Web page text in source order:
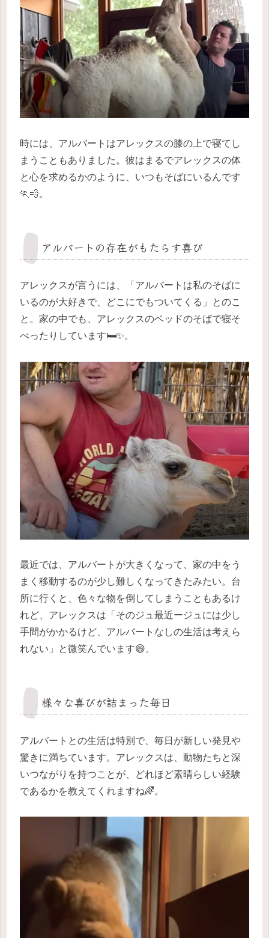
時には、アルバートはアレックスの膝の上で寝てし
まうこともありました。彼はまるでアレックスの体
と心を求めるかのように、いつもそばにいるんです
🏃💨。
アルバートの存在がもたらす喜び
アレックスが言うには、「アルバートは私のそばに
いるのが大好きで、どこにでもついてくる」とのこ
と。家の中でも、アレックスのベッドのそばで寝そ
べったりしています🛏️✨。
最近では、アルバートが大きくなって、家の中をう
まく移動するのが少し難しくなってきたみたい。台
所に行くと、色々な物を倒してしまうこともあるけ
れど、アレックスは「そのジュ最近ージュには少し
手間がかかるけど、アルバートなしの生活は考えら
れない」と微笑んでいます😄。
様々な喜びが詰まった毎日
アルバートとの生活は特別で、毎日が新しい発見や
驚きに満ちています。アレックスは、動物たちと深
いつながりを持つことが、どれほど素晴らしい経験
であるかを教えてくれますね🌈。